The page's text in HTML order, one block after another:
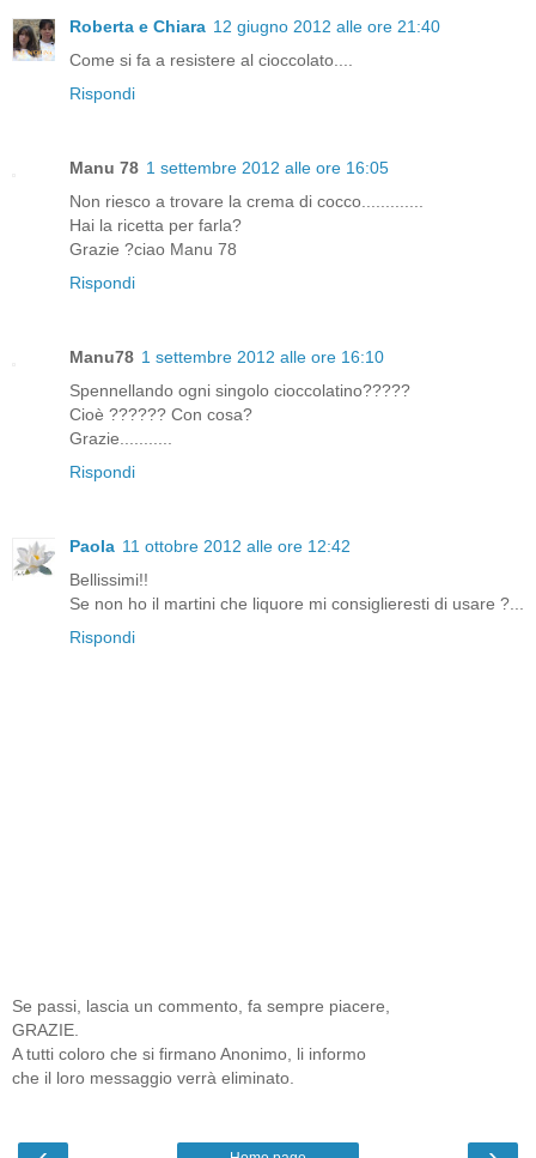
Roberta e Chiara 12 giugno 2012 alle ore 21:40
Come si fa a resistere al cioccolato....
Rispondi
Manu 78 1 settembre 2012 alle ore 16:05
Non riesco a trovare la crema di cocco.............
Hai la ricetta per farla?
Grazie ?ciao Manu 78
Rispondi
Manu78 1 settembre 2012 alle ore 16:10
Spennellando ogni singolo cioccolatino?????
Cioè ?????? Con cosa?
Grazie...........
Rispondi
Paola 11 ottobre 2012 alle ore 12:42
Bellissimi!!
Se non ho il martini che liquore mi consiglieresti di usare ?...
Rispondi
Se passi, lascia un commento, fa sempre piacere,
GRAZIE.
A tutti coloro che si firmano Anonimo, li informo
che il loro messaggio verrà eliminato.